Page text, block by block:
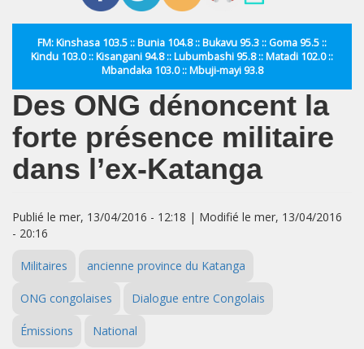
FM: Kinshasa 103.5 :: Bunia 104.8 :: Bukavu 95.3 :: Goma 95.5 ::
Kindu 103.0 :: Kisangani 94.8 :: Lubumbashi 95.8 :: Matadi 102.0 ::
Mbandaka 103.0 :: Mbuji-mayi 93.8
Des ONG dénoncent la
forte présence militaire
dans l’ex-Katanga
Publié le mer, 13/04/2016 - 12:18 | Modifié le mer, 13/04/2016
- 20:16
Militaires ancienne province du Katanga
ONG congolaises Dialogue entre Congolais
Émissions National